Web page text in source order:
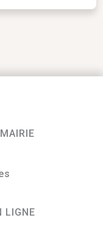
LIGNE